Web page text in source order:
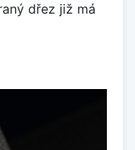
dřez již má